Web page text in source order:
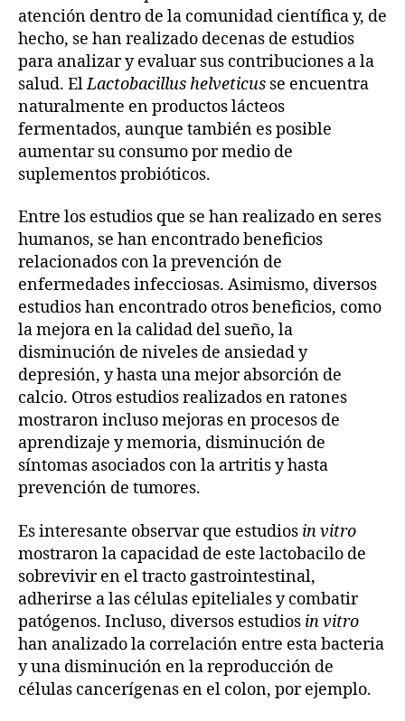
atención dentro de la comunidad científica y, de
hecho, se han realizado decenas de estudios
para analizar y evaluar sus contribuciones a la
salud. ElLactobacillus helveticus se encuentra
naturalmente en productos lácteos
fermentados, aunque también es posible
aumentar su consumo por medio de
suplementos probióticos.
Entre los estudios que se han realizado en seres
humanos, se han encontrado beneficios
relacionados con la prevención de
enfermedades infecciosas. Asimismo, diversos
estudios han encontrado otros beneficios, como
la mejora en la calidad del sueño, la
disminución de niveles de ansiedad y
depresión, y hasta una mejor absorción de
calcio. Otros estudios realizados en ratones
mostraron incluso mejoras en procesos de
aprendizaje y memoria, disminución de
síntomas asociados con la artritis y hasta
prevención de tumores.
Es interesante observar que estudios in vitro
mostraron la capacidad de este lactobacilo de
sobrevivir en el tracto gastrointestinal,
adherirse a las células epiteliales y combatir
patógenos. Incluso, diversos estudios in vitro
han analizado la correlación entre esta bacteria
y una disminución en la reproducción de
células cancerígenas en el colon, por ejemplo.